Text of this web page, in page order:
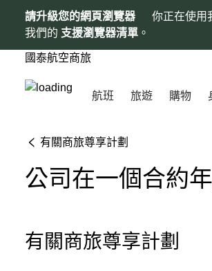
請升級您的網頁瀏覽器
你正在使用
我們的 支援瀏覽器清單 。
國泰航空商旅
航班 旅遊 購物
有關商旅尊享計劃
公司在一個合約
有關商旅尊享計劃